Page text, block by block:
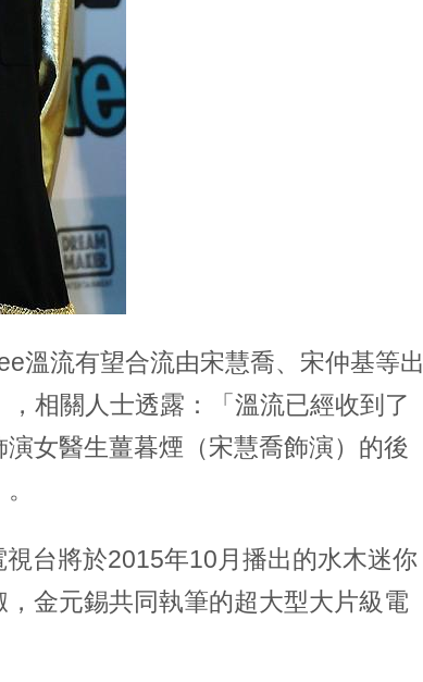
溫流有望合流由宋慧喬、宋仲基等出
相關人士透露：「溫流已經收到了
演女醫生薑暮煙（宋慧喬飾演）的後
台將於2015年10月播出的水木迷你
金元錫共同執筆的超大型大片級電